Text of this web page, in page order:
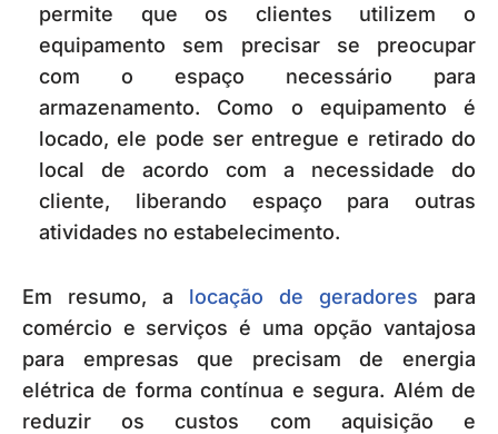
permite que os clientes utilizem o
equipamento sem precisar se preocupar
com o espaço necessário para
armazenamento. Como o equipamento é
locado, ele pode ser entregue e retirado do
local de acordo com a necessidade do
cliente, liberando espaço para outras
atividades no estabelecimento.
Em resumo, a locação de geradores para
comércio e serviços é uma opção vantajosa
para empresas que precisam de energia
elétrica de forma contínua e segura. Além de
reduzir os custos com aquisição e